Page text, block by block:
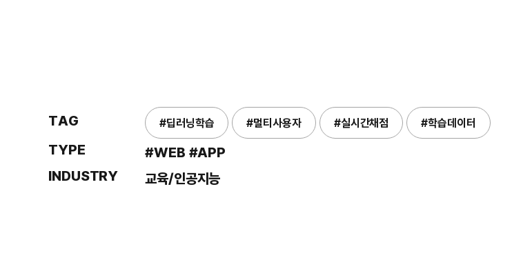
TAG #딥러닝학습 #멀티사용자 #실시간채점 #학습데이터
TYPE
#WEB #APP
INDUSTRY
교육/인공지능